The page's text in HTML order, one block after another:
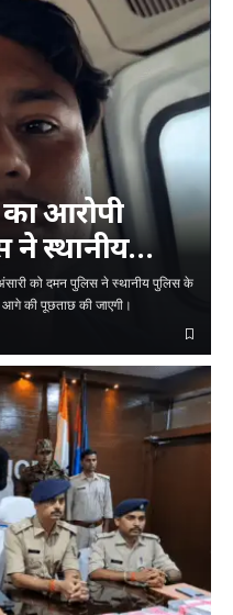
आरोपी
ने स्थानीय
को दमन पुलिस ने स्थानीय पुलिस के
आगे की पूछताछ की जाएगी।